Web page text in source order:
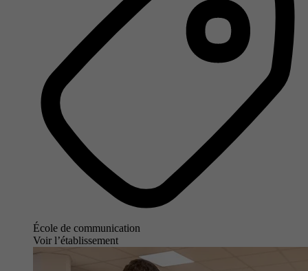
École de communication
Voir l’établissement